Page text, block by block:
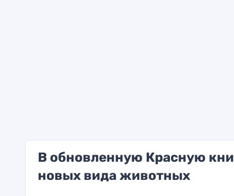
В обновленную Красную
новых вида животных